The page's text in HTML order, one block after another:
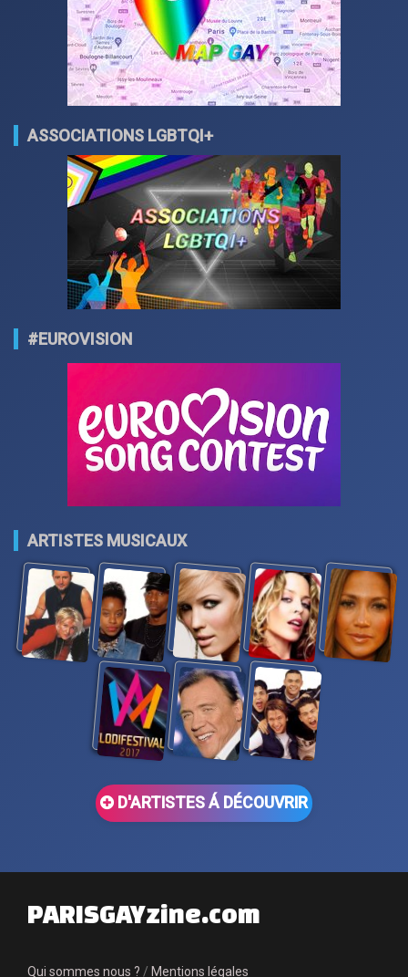
ASSOCIATIONS LGBTQI+
#EUROVISION
ARTISTES MUSICAUX
D'ARTISTES Á DÉCOUVRIR
PARISGAYzine.com
Qui sommes nous ? / Mentions légales